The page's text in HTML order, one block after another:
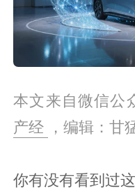
本文来自微信公
产经
，编辑：甘
你有没有看到过